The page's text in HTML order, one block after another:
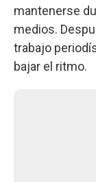
mantenerse
medios.
trabajo
bajar el ritmo.